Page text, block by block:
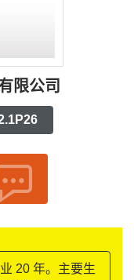
限公司
20 年。主要生